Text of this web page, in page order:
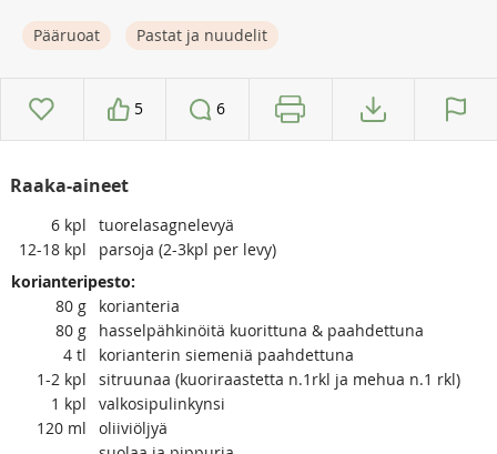
Pääruoat Pastat ja nuudelit
5 6
Raaka-aineet
6 kpl
tuorelasagnelevyä
12-18 kpl
parsoja (2-3kpl per levy)
korianteripesto:
80 g
korianteria
80 g
hasselpähkinöitä kuorittuna & paahdettuna
4 tl
korianterin siemeniä paahdettuna
1-2 kpl
sitruunaa (kuoriraastetta n.1rkl ja mehua n.1 rkl)
1 kpl
valkosipulinkynsi
120 ml
oliiviöljyä